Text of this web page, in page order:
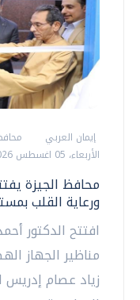
إيمان العربي
الأربعاء، 05 اغسطس 2026 10:19 م
محافظ الجيزة
ورعاية القلب
افتتح الدكتور
مناظير الجهاز
زياد عصام